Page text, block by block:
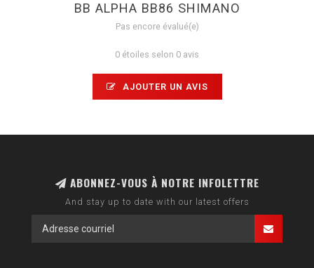
BB ALPHA BB86 SHIMANO
Pas encore évalué(e)
0 étoiles selon 0 avis
AJOUTER UN AVIS
ABONNEZ-VOUS À NOTRE INFOLETTRE
And stay up to date with our latest offers